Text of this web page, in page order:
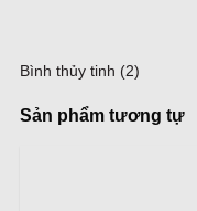
Bình thủy tinh (2)
Sản phẩm tương tự